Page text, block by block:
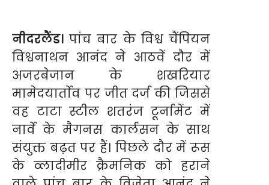
नीदरलैंड। पांच बार के विश्व चैंपियन
विश्वनाथन आनंद ने आठवें दौर में
अजरबेजान के शखरियार
मामेदयार्ताेव पर जीत दर्ज की जिससे
वह टाटा स्टील शतरंज टूर्नामेंट में
नार्वे के मैगनस कार्लसन के साथ
संयुक्त बढ़त पर हैं। पिछले दौर में रूस
के व्लादीमीर क्रैमनिक को हराने